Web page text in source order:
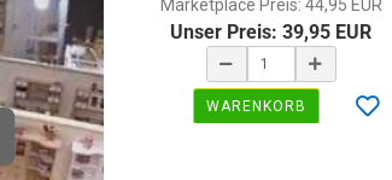
Marketplace Preis: 44,95 EUR
Unser Preis: 39,95 EUR
WARENKORB